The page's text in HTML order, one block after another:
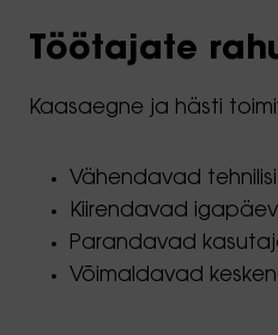
Töötajate
Kaasaegne ja hästi
Vähendavad
Kiirendavad
Parandavad
Võimaldavad